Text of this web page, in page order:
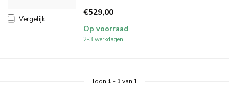
Vergelijk
€529,00
Op voorraad
2-3 werkdagen
Toon 1 - 1 van 1